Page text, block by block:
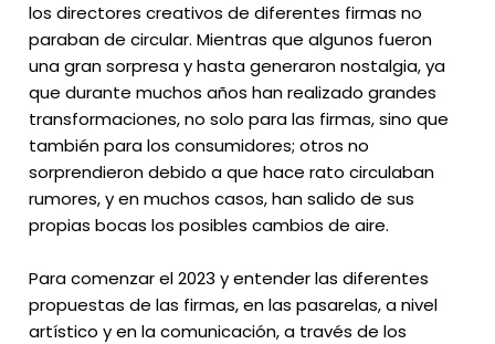
los directores creativos de diferentes firmas no
paraban de circular. Mientras que algunos fueron
una gran sorpresa y hasta generaron nostalgia, ya
que durante muchos años han realizado grandes
transformaciones, no solo para las firmas, sino que
también para los consumidores; otros no
sorprendieron debido a que hace rato circulaban
rumores, y en muchos casos, han salido de sus
propias bocas los posibles cambios de aire.
Para comenzar el 2023 y entender las diferentes
propuestas de las firmas, en las pasarelas, a nivel
artístico y en la comunicación, a través de los